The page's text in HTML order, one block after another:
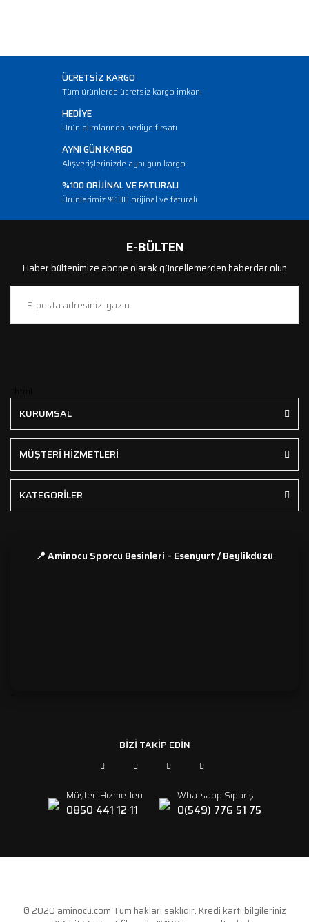
ÜCRETSİZ KARGO
Tüm ürünlerde ücretsiz kargo imkanı
HEDİYE
Ürün alımlarında hediye fırsatı
AYNI GÜN KARGO
Alışverişlerinizde aynı gün kargo
%100 ORİJİNAL VE FATURALI
Ürünlerimiz %100 orijinal ve faturalı
E-BÜLTEN
Haber bültenimize abone olarak güncellemerden haberdar olun
KURUMSAL
MÜŞTERİ HİZMETLERİ
KATEGORİLER
📍 Aminocu Sporcu Besinleri – Esenyurt / Beylikdüzü
BİZİ TAKİP EDİN
Müşteri Hizmetleri
0850 441 12 11
Whatsapp Sipariş
0(549) 776 51 75
© 2020 aminocu.com Tüm hakları saklıdır. Kredi kartı bilgileriniz